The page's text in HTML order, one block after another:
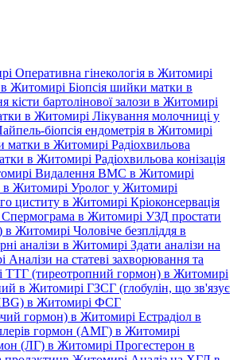
Оперативна гінекологія в Житомирі
в Житомирі Біопсія шийки матки в
кісти бартолінової залози в Житомирі
в Житомирі Лікування молочниці у
біопсія ендометрія в Житомирі
матки в Житомирі Радіохвильова
в Житомирі Радіохвильова конізація
Видалення ВМС в Житомирі
Житомирі Уролог у Житомирі
циститу в Житомирі Кріоконсервація
Спермограма в Житомирі УЗД простати
в Житомирі Чоловіче безпліддя в
аналізи в Житомирі Здати аналізи на
Аналізи на статеві захворювання та
ТТГ (тиреотропний гормон) в Житомирі
в Житомирі ГЗСГ (глобулін, що зв'язує
в Житомирі ФСГ
гормон) в Житомирі Естрадіол в
гормон (АМГ) в Житомирі
(ЛГ) в Житомирі Прогестерон в